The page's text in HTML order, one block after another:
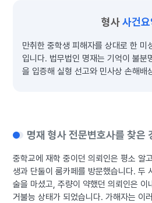
형사사건
만취한 중학생 피해자를 상대로 한 미
입니다. 법무법인 명재는 기억이 불분
을 입증해 실형 선고와 민사상 손해배
명재 형사 전문변호사를 찾은
중학교에 재학 중이던 의뢰인은 평소 알
생과 단둘이 룸카페를 방문했습니다. 두
술을 마셨고, 주량이 약했던 의뢰인은 이
거불능 상태가 되었습니다. 가해자는 이